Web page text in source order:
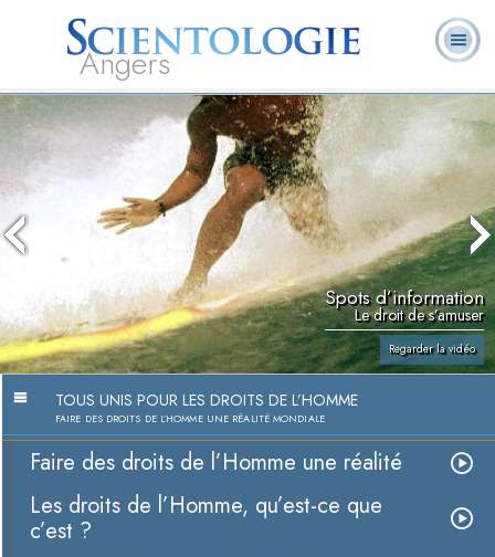
Angers
L. Ron Hubbard
Qu’est-ce que la
Scientologie ?
Ministres
volontaires
Foire aux
questions
Spots d’information
Le droit de s’amuser
Regarder la vidéo
TOUS UNIS POUR LES DROITS DE L’HOMME
FAIRE DES DROITS DE L’HOMME UNE RÉALITÉ MONDIALE
Faire des droits de l’Homme une réalité
Les droits de l’Homme, qu’est-ce que
c’est ?